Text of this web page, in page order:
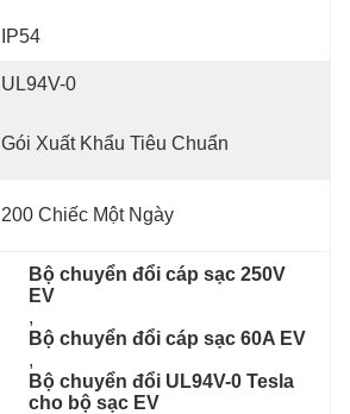
IP54
UL94V-0
Gói Xuất Khẩu Tiêu Chuẩn
200 Chiếc Một Ngày
Bộ chuyển đổi cáp sạc 250V
EV
,
Bộ chuyển đổi cáp sạc 60A EV
,
Bộ chuyển đổi UL94V-0 Tesla
cho bộ sạc EV